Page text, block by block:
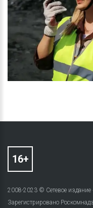
2008-2023 © Сетевое издание
Зарегистрировано